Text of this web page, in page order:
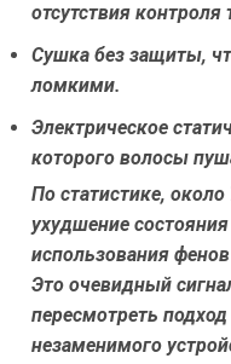
отсутствия контроля
Сушка без защиты,
ломкими.
Электрическое
которого волосы
По статистике,
ухудшение
использования
Это очевидный
пересмотреть
незаменимого